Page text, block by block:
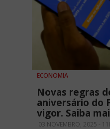
ECONOMIA
Novas regras
aniversário do
vigor. Saiba
03 NOVEMBRO, 2025 -